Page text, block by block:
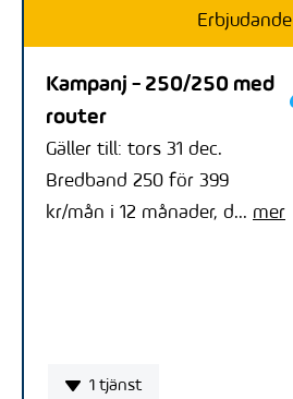
Erbjudande
Kampanj - 250/250 med
router
Gäller till: tors 31 dec.
Bredband 250 för 399
kr/mån i 12 månader, d... mer
1 tjänst